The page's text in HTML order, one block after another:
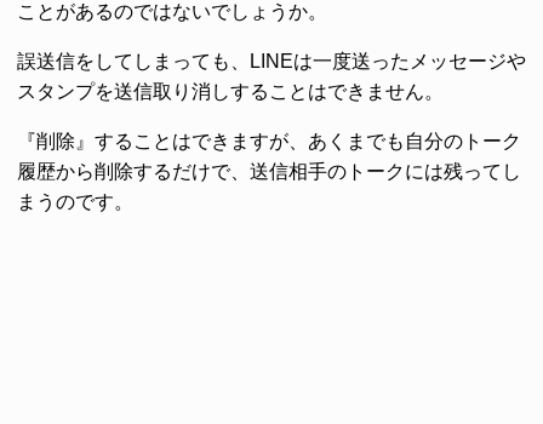
ことがあるのではないでしょうか。
誤送信をしてしまっても、LINEは一度送ったメッセージや
スタンプを送信取り消しすることはできません。
『削除』することはできますが、あくまでも自分のトーク
履歴から削除するだけで、送信相手のトークには残ってし
まうのです。